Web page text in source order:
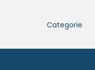
Categorie